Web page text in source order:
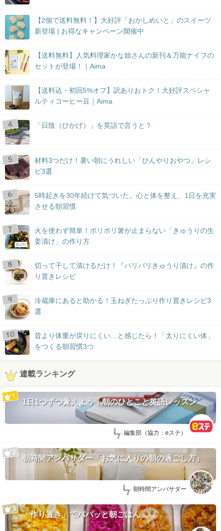
【2個で送料無料！】大好評「おかしめいと」のスイーツ
新登場 | お得なキャンペーン開催中
【送料無料】人気料理家かな姐さんの新刊＆万能ナイフの
セットが登場！｜Aima
【送料込・初回5%オフ】訳ありおトク！大好評スペシャ
ルティコーヒー豆｜Aima
「日陰（ひかげ）」を英語で言うと？
材料3つだけ！暑い朝にうれしい「ひんやりおやつ」レシ
ピ3選
5時起きを30年続けて気づいた。心と体を整え、1日を充実
させる朝習慣
BLOG
火を使わず簡単！ポリポリ箸が止まらない「きゅうりの生
姜漬け」の作り方
切って干して漬けるだけ！『パリパリきゅうり漬け』の作
り置きレシピ
冷蔵庫にあると助かる！玉ねぎたっぷり作り置きレシピ3
選
昔より体重が戻りにくい…と感じたら！「太りにくい体」
をつくる朝習慣3つ
連載ランキング
1日1つずつ覚えよう！朝のひとこと英語レッスン
by: 編集部（協力：eステ）
朝時間アンバサダー「お気に入りの朝の過ごし方」
by: 朝時間アンバサダー
「作り置き」でパパッと朝ごはん